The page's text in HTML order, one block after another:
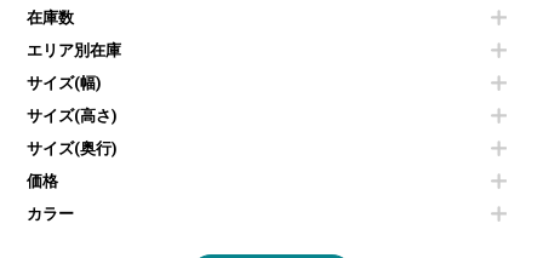
傘立て
食器棚・キッチンキャビネット
カタログスタンド
オフィスアクセサリーその他
センターテーブル・サイドテーブル
ベンチ・スツール
ソファ
シェルフ
ダストボックス（ゴミ箱）
インテリア家具その他
空気清浄機・加湿器
液晶テレビ・モニター類
エアコン
掃除機
季節家電
在庫数
エリア別在庫
サイズ(幅)
サイズ(高さ)
サイズ(奥行)
価格
カラー